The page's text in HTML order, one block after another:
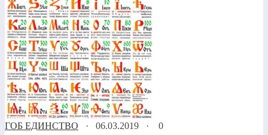
ГОБ ЕДИНСТВО · 06.03.2019 · 0